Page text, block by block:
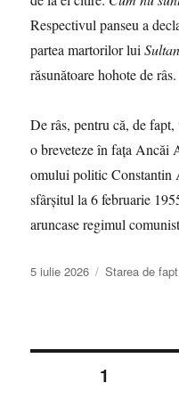
Respectivul panseu a
partea martorilor lui
răsunătoare hohote de râs.
De râs, pentru că, de
o breveteze în fața Ancăi
omului politic Constantin
sfârșitul la 6 februarie
aruncase regimul
Publicat
5 iulie 2026 Categorii
Starea de fapt
Paginație
PAGINĂ1